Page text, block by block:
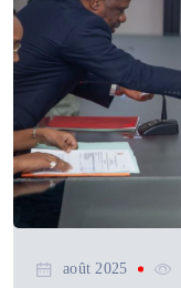
août 2025